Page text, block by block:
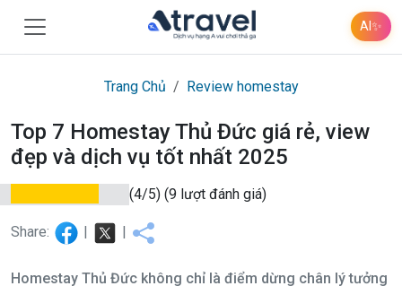
AI✨
Trang Chủ Review homestay
Top 7 Homestay Thủ Đức giá rẻ, view
đẹp và dịch vụ tốt nhất 2025
(4/5) (9 lượt đánh giá)
Share: | |
Homestay Thủ Đức không chỉ là điểm dừng chân lý tưởng